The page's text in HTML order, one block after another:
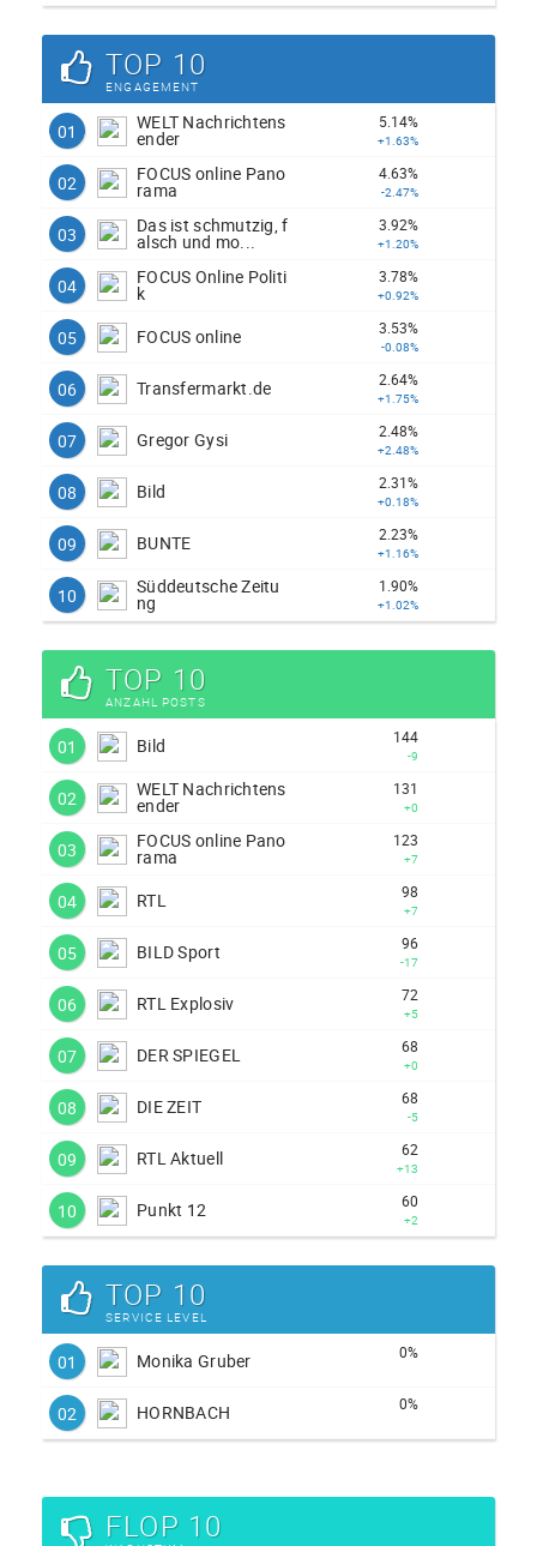
TOP 10
ENGAGEMENT
01 WELT Nachrichtens
ender
5.14%
+1.63%
02 FOCUS online Pano
rama
4.63%
-2.47%
03 Das ist schmutzig, f
alsch und mo...
3.92%
+1.20%
04 FOCUS Online Politi
k
3.78%
+0.92%
05 FOCUS online 3.53%
-0.08%
06 Transfermarkt.de 2.64%
+1.75%
07 Gregor Gysi 2.48%
+2.48%
08 Bild 2.31%
+0.18%
09 BUNTE 2.23%
+1.16%
10 Süddeutsche Zeitu
ng
1.90%
+1.02%
TOP 10
ANZAHL POSTS
01 Bild 144
-9
02 WELT Nachrichtens
ender
131
+0
03 FOCUS online Pano
rama
123
+7
04 RTL 98
+7
05 BILD Sport 96
-17
06 RTL Explosiv 72
+5
07 DER SPIEGEL 68
+0
08 DIE ZEIT 68
-5
09 RTL Aktuell 62
+13
10 Punkt 12 60
+2
TOP 10
SERVICE LEVEL
01 Monika Gruber 0%
02 HORNBACH 0%
FLOP 10